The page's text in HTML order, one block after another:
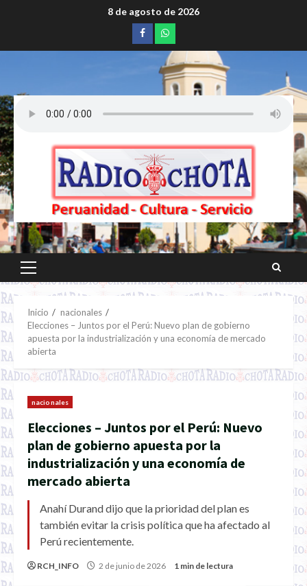
8 de agosto de 2026
Facebookwhatsapp
Menú
principal
Inicio
nacionales
Elecciones – Juntos por el Perú: Nuevo plan de gobierno
apuesta por la industrialización y una economía de mercado
abierta
nacionales
Elecciones – Juntos por el Perú: Nuevo
plan de gobierno apuesta por la
industrialización y una economía de
mercado abierta
Anahí Durand dijo que la prioridad del plan es
también evitar la crisis política que ha afectado al
Perú recientemente.
RCH_INFO 2 de junio de 2026 1 min de lectura